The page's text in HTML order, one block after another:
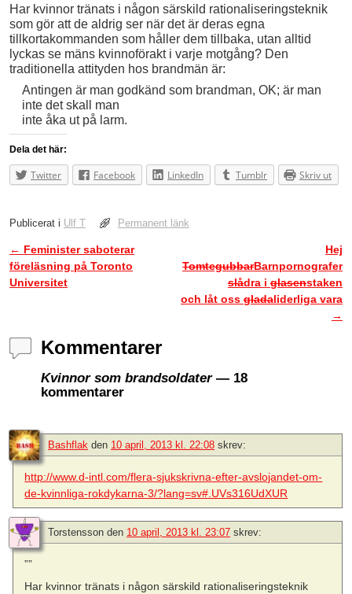
Har kvinnor tränats i någon särskild rationaliseringsteknik
som gör att de aldrig ser när det är deras egna
tillkortakommanden som håller dem tillbaka, utan alltid
lyckas se mäns kvinnoförakt i varje motgång? Den
traditionella attityden hos brandmän är:
Antingen är man godkänd som brandman, OK; är man
inte det skall man
inte åka ut på larm.
Dela det här:
Twitter Facebook LinkedIn Tumblr Skriv ut
Publicerat i Ulf T Permanent länk
Inläggsnavigering
← Feminister saboterar
föreläsning på Toronto
Universitet
Hej
TomtegubbarBarnpornografer
slådra i glasenstaken
och låt oss gladaliderliga vara
→
Kommentarer
Kvinnor som brandsoldater— 18
kommentarer
Bashflak den 10 april, 2013 kl. 22:08 skrev:
http://www.d-intl.com/flera-sjukskrivna-efter-avslojandet-om-
de-kvinnliga-rokdykarna-3/?lang=sv#.UVs316UdXUR
Torstensson den 10 april, 2013 kl. 23:07 skrev:
””
Har kvinnor tränats i någon särskild rationaliseringsteknik